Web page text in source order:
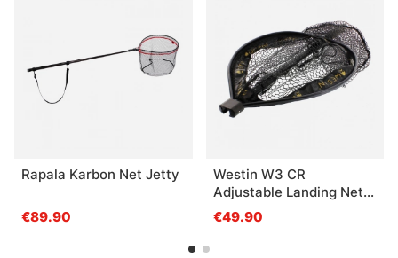
Rapala Karbon Net Jetty
€89.90
Westin W3 CR
Adjustable Landing Net
M
€49.90